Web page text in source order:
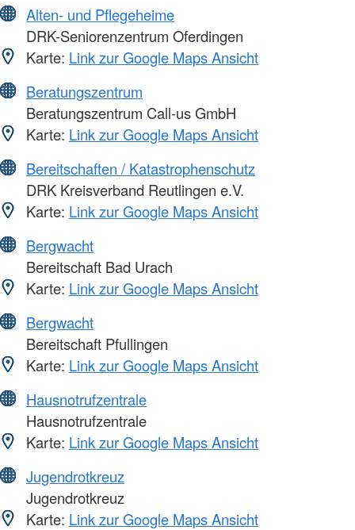
Alten- und Pflegeheime
DRK-Seniorenzentrum Oferdingen
Karte: Link zur Google Maps Ansicht
Beratungszentrum
Beratungszentrum Call-us GmbH
Karte: Link zur Google Maps Ansicht
Bereitschaften / Katastrophenschutz
DRK Kreisverband Reutlingen e.V.
Karte: Link zur Google Maps Ansicht
Bergwacht
Bereitschaft Bad Urach
Karte: Link zur Google Maps Ansicht
Bergwacht
Bereitschaft Pfullingen
Karte: Link zur Google Maps Ansicht
Hausnotrufzentrale
Hausnotrufzentrale
Karte: Link zur Google Maps Ansicht
Jugendrotkreuz
Jugendrotkreuz
Karte: Link zur Google Maps Ansicht